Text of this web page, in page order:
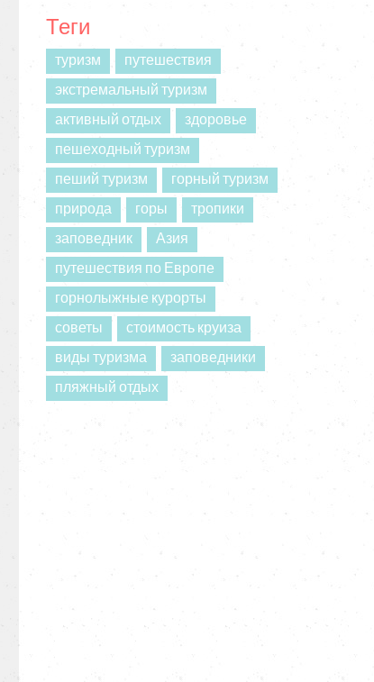
Теги
туризм
путешествия
экстремальный туризм
активный отдых
здоровье
пешеходный туризм
пеший туризм
горный туризм
природа
горы
тропики
заповедник
Азия
путешествия по Европе
горнолыжные курорты
советы
стоимость круиза
виды туризма
заповедники
пляжный отдых